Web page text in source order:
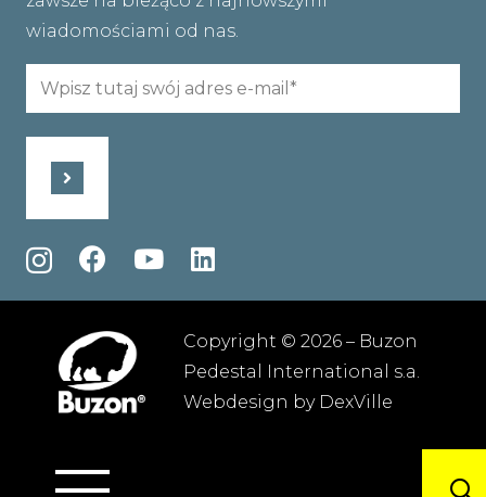
wiadomościami od nas.
Email
Copyright © 2026 – Buzon
Pedestal International s.a.
Webdesign by DexVille
strony